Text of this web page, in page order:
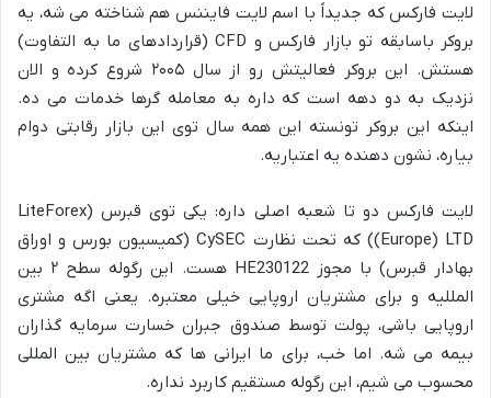
لایت فارکس که جدیداً با اسم لایت فایننس هم شناخته می شه، یه
بروکر باسابقه تو بازار فارکس و CFD (قراردادهای ما به التفاوت)
هستش. این بروکر فعالیتش رو از سال ۲۰۰۵ شروع کرده و الان
نزدیک به دو دهه است که داره به معامله گرها خدمات می ده.
اینکه این بروکر تونسته این همه سال توی این بازار رقابتی دوام
بیاره، نشون دهنده یه اعتباریه.
لایت فارکس دو تا شعبه اصلی داره: یکی توی قبرس (LiteForex
(Europe) LTD) که تحت نظارت CySEC (کمیسیون بورس و اوراق
بهادار قبرس) با مجوز HE230122 هست. این رگوله سطح ۲ بین
المللیه و برای مشتریان اروپایی خیلی معتبره. یعنی اگه مشتری
اروپایی باشی، پولت توسط صندوق جبران خسارت سرمایه گذاران
بیمه می شه. اما خب، برای ما ایرانی ها که مشتریان بین المللی
محسوب می شیم، این رگوله مستقیم کاربرد نداره.